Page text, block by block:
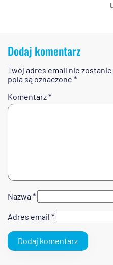
Dodaj komentarz
Twój adres email nie
pola są oznaczone *
Komentarz*
Nazwa *
Adres email *